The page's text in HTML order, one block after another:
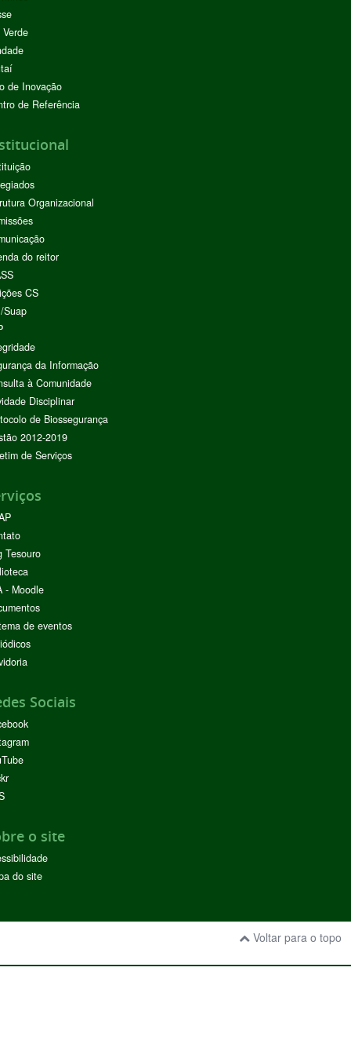
de Inovação
de Referência
Organizacional
do reitor
CS
Suap
da Informação
à Comunidade
Disciplinar
de Biossegurança
2012-2019
de Serviços
Tesouro
- Moodle
de eventos
Sociais
o site
do site
Voltar para o topo